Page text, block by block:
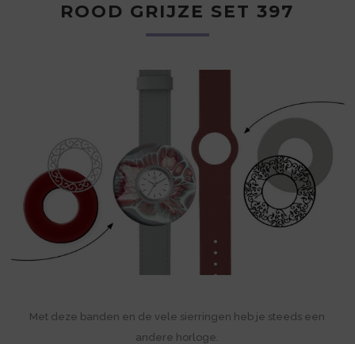
ROOD GRIJZE SET 397
Met deze banden en de vele sierringen heb je steeds een
andere horloge.